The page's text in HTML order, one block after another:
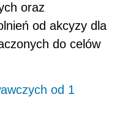
oraz
od akcyzy dla
do celów
od 1